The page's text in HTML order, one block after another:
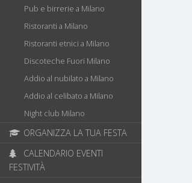
Pub e birrerie a Milano
Ristoranti a Milano
Ristoranti etnici a Milano
Discoteche Fuori Milano
Addio al nubilato a Milano
Addio al celibato a Milano
Night club Milano
ORGANIZZA LA TUA FESTA
FESTIVITÀ